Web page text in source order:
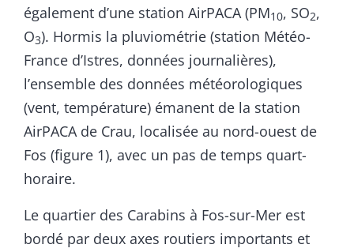
également d’une station AirPACA (PM10, SO2,
O3). Hormis la pluviométrie (station Météo-
France d’Istres, données journalières),
l’ensemble des données météorologiques
(vent, température) émanent de la station
AirPACA de Crau, localisée au nord-ouest de
Fos (figure 1), avec un pas de temps quart-
horaire.
Le quartier des Carabins à Fos-sur-Mer est
bordé par deux axes routiers importants et